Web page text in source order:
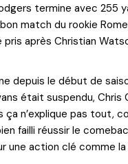
termine avec 255
match du rookie
après Christian
depuis le début de
était suspendu,
n’explique pas tout,
failli réussir le
une action clé comme